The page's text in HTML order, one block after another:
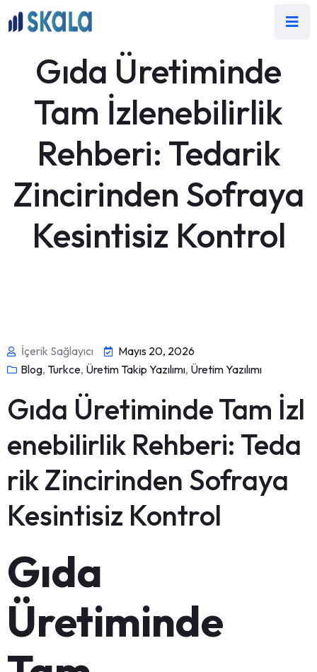
Gıda Üretiminde
Tam İzlenebilirlik
Rehberi: Tedarik
Zincirinden Sofraya
Kesintisiz Kontrol
İçerik Sağlayıcı
Mayıs 20, 2026
Blog, Turkce, Üretim Takip Yazılımı, Üretim Yazılımı
Gıda Üretiminde Tam İzl
enebilirlik Rehberi: Teda
rik Zincirinden Sofraya
Kesintisiz Kontrol
Gıda
Üretiminde